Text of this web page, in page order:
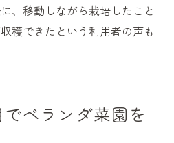
、移動しながら栽培したこと
穫できたという利用者の声も
ベランダ菜園を